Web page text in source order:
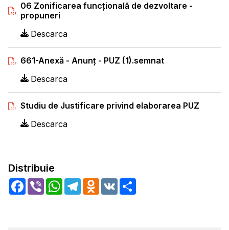
06 Zonificarea funcțională de dezvoltare -
propuneri
Descarca
661-Anexă - Anunț - PUZ (1).semnat
Descarca
Studiu de Justificare privind elaborarea PUZ
Descarca
Distribuie
Facebook
Viber WhatsApp
TelegramOdnoklassniki
VK